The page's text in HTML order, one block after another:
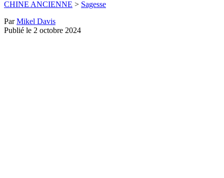
CHINE ANCIENNE > Sagesse
ParMikel Davis
Publié le 2 octobre 2024